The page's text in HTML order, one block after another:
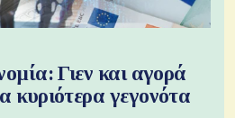
Γιεν και αγορά
κυριότερα γεγονότα